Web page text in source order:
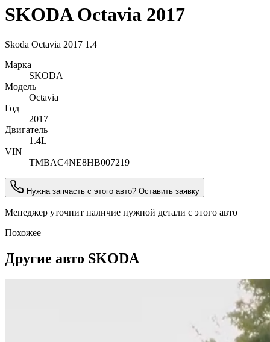
SKODA Octavia 2017
Skoda Octavia 2017 1.4
Марка
SKODA
Модель
Octavia
Год
2017
Двигатель
1.4L
VIN
TMBAC4NE8HB007219
Нужна запчасть с этого авто? Оставить заявку
Менеджер уточнит наличие нужной детали с этого авто
Похожее
Другие авто SKODA